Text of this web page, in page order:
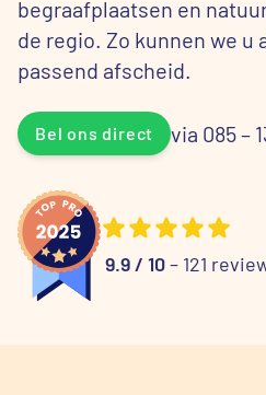
begraafplaatsen en
de regio. Zo kunnen we u
passend afscheid.
Bel ons direct via 085 –
9.9 / 10– 121